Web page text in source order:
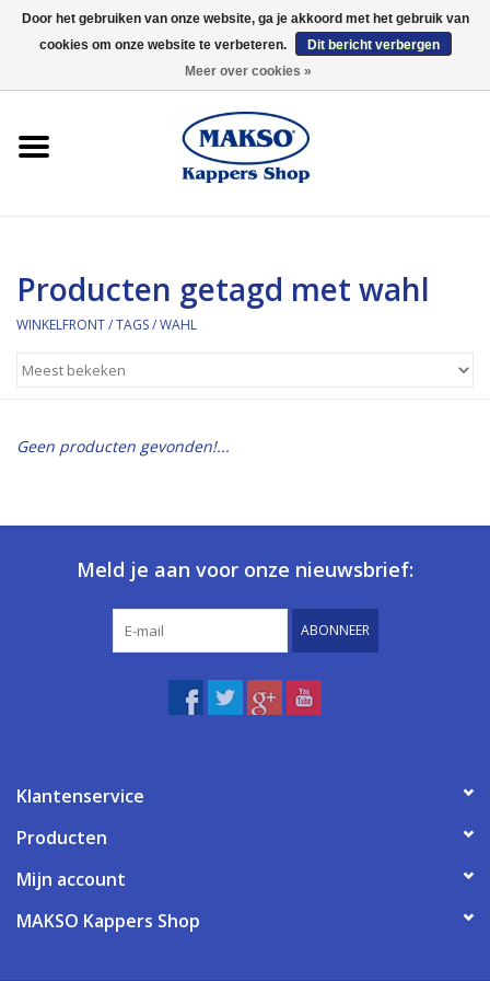
0 Artikelen - €0,00
Kaaral
Producten getagd met wahl
WINKELFRONT/TAGS/WAHL
Geen producten gevonden!...
Meld je aan voor onze nieuwsbrief:
ABONNEER
Klantenservice
Producten
Mijn account
MAKSO Kappers Shop
Door het gebruiken van onze website, ga je akkoord met het gebruik van
cookies om onze website te verbeteren.
Dit bericht verbergen
Meer over cookies »